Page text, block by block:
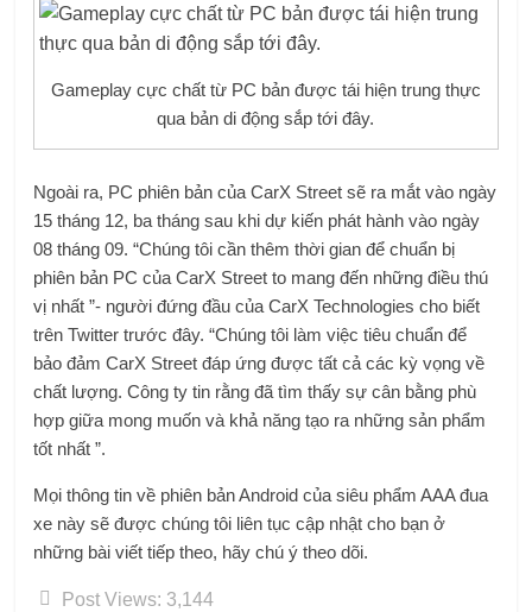
Gameplay cực chất từ ​​PC bản được tái hiện trung thực
qua bản di động sắp tới đây.
Ngoài ra, PC phiên bản của CarX Street sẽ ra mắt vào ngày
15 tháng 12, ba tháng sau khi dự kiến ​​phát hành vào ngày
08 tháng 09. “Chúng tôi cần thêm thời gian để chuẩn bị
phiên bản PC của CarX Street to mang đến những điều thú
vị nhất ”- người đứng đầu của CarX Technologies cho biết
trên Twitter trước đây. “Chúng tôi làm việc tiêu chuẩn để
bảo đảm CarX Street đáp ứng được tất cả các kỳ vọng về
chất lượng. Công ty tin rằng đã tìm thấy sự cân bằng phù
hợp giữa mong muốn và khả năng tạo ra những sản phẩm
tốt nhất ”.
Mọi thông tin về phiên bản Android của siêu phẩm AAA đua
xe này sẽ được chúng tôi liên tục cập nhật cho bạn ở
những bài viết tiếp theo, hãy chú ý theo dõi.
Post Views: 3,144